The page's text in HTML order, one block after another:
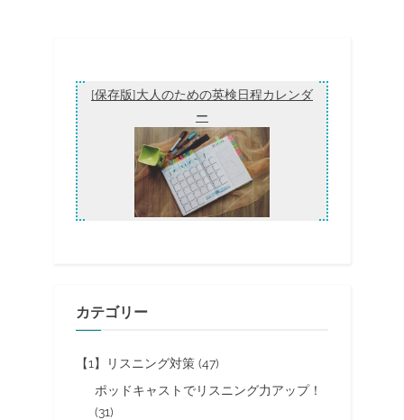
[保存版]大人のための英検日程カレンダ
ー
カテゴリー
【1】リスニング対策 (47)
ポッドキャストでリスニング力アップ！
(31)